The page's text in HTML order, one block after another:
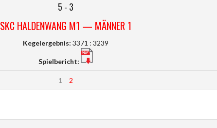
5 - 3
SKC HALDENWANG M1 — MÄNNER 1
Kegelergebnis: 3371 : 3239
Spielbericht:
1 2